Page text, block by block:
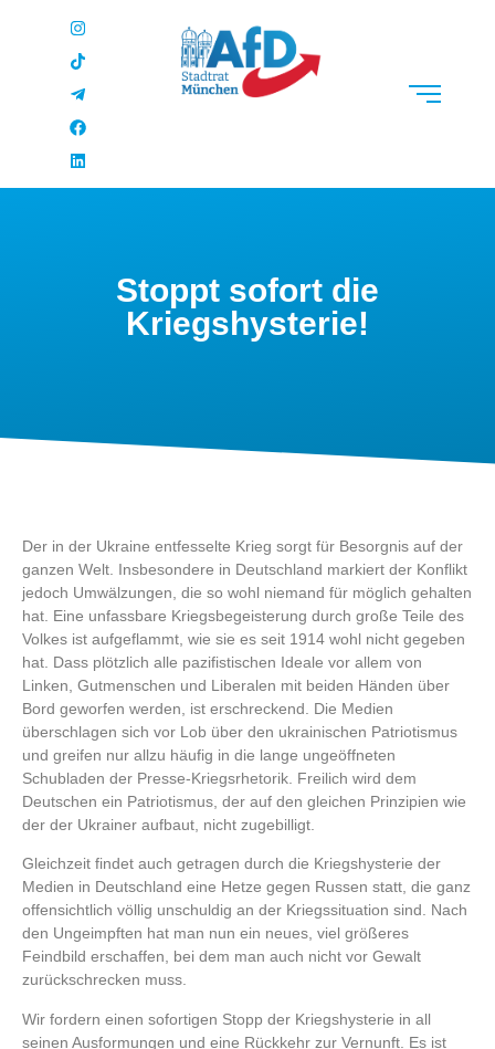
Stoppt sofort die
Kriegshysterie!
Der in der Ukraine entfesselte Krieg sorgt für Besorgnis auf der
ganzen Welt. Insbesondere in Deutschland markiert der Konflikt
jedoch Umwälzungen, die so wohl niemand für möglich gehalten
hat. Eine unfassbare Kriegsbegeisterung durch große Teile des
Volkes ist aufgeflammt, wie sie es seit 1914 wohl nicht gegeben
hat. Dass plötzlich alle pazifistischen Ideale vor allem von
Linken, Gutmenschen und Liberalen mit beiden Händen über
Bord geworfen werden, ist erschreckend. Die Medien
überschlagen sich vor Lob über den ukrainischen Patriotismus
und greifen nur allzu häufig in die lange ungeöffneten
Schubladen der Presse-Kriegsrhetorik. Freilich wird dem
Deutschen ein Patriotismus, der auf den gleichen Prinzipien wie
der der Ukrainer aufbaut, nicht zugebilligt.
Gleichzeit findet auch getragen durch die Kriegshysterie der
Medien in Deutschland eine Hetze gegen Russen statt, die ganz
offensichtlich völlig unschuldig an der Kriegssituation sind. Nach
den Ungeimpften hat man nun ein neues, viel größeres
Feindbild erschaffen, bei dem man auch nicht vor Gewalt
zurückschrecken muss.
Wir fordern einen sofortigen Stopp der Kriegshysterie in all
seinen Ausformungen und eine Rückkehr zur Vernunft. Es ist